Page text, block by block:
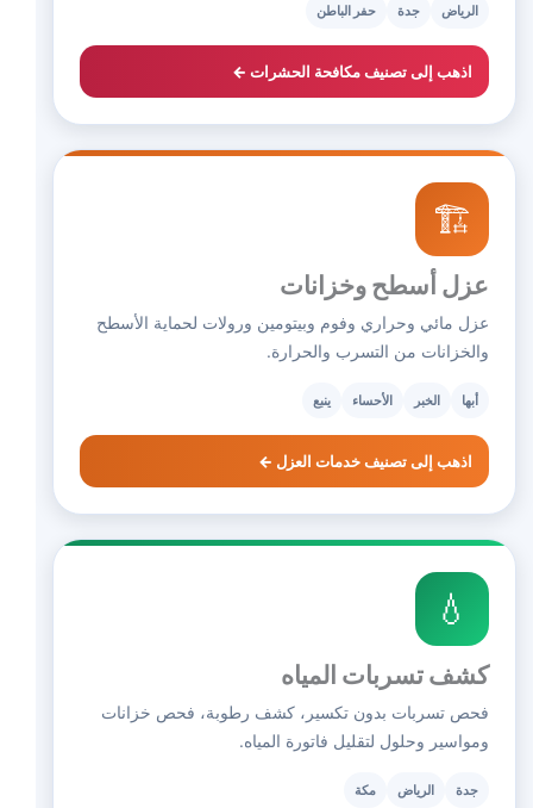
الرياض جدة حفر الباطن
اذهب إلى تصنيف مكافحة الحشرات ←
🏗️
عزل أسطح وخزانات
عزل مائي وحراري وفوم وبيتومين ورولات لحماية الأسطح
والخزانات من التسرب والحرارة.
أبها الخبر الأحساء ينبع
اذهب إلى تصنيف خدمات العزل ←
💧
كشف تسربات المياه
فحص تسربات بدون تكسير، كشف رطوبة، فحص خزانات
ومواسير وحلول لتقليل فاتورة المياه.
جدة الرياض مكة